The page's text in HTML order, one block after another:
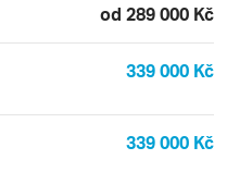
od 289 000 Kč
339 000 Kč
339 000 Kč